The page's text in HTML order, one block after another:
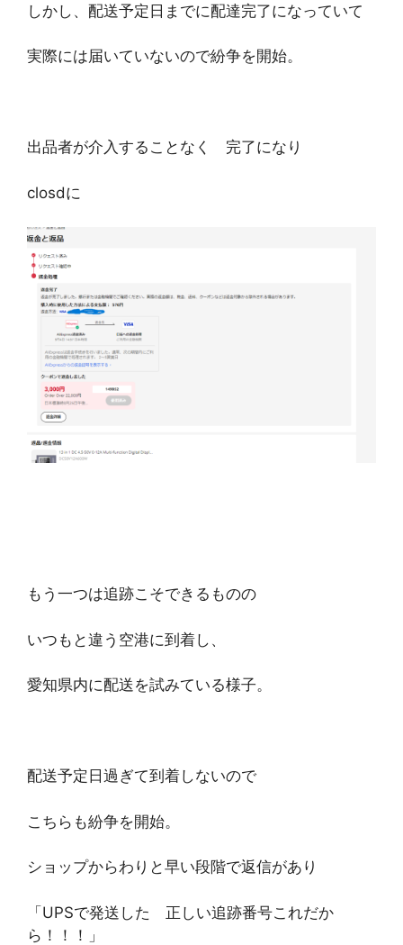
しかし、配送予定日までに配達完了になっていて
実際には届いていないので紛争を開始。
出品者が介入することなく 完了になり
closdに
もう一つは追跡こそできるものの
いつもと違う空港に到着し、
愛知県内に配送を試みている様子。
配送予定日過ぎて到着しないので
こちらも紛争を開始。
ショップからわりと早い段階で返信があり
「UPSで発送した 正しい追跡番号これだか
ら！！！」